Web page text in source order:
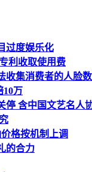
过度娱乐化
利收取使用费
收集消费者的人脸
10万
停 含中国文艺名人
格按机制上调
的合力